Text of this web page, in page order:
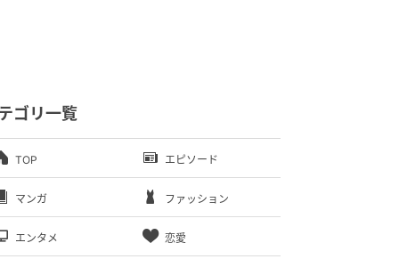
ゴリ一覧
TOP エピソード
マンガ ファッション
エンタメ 恋愛